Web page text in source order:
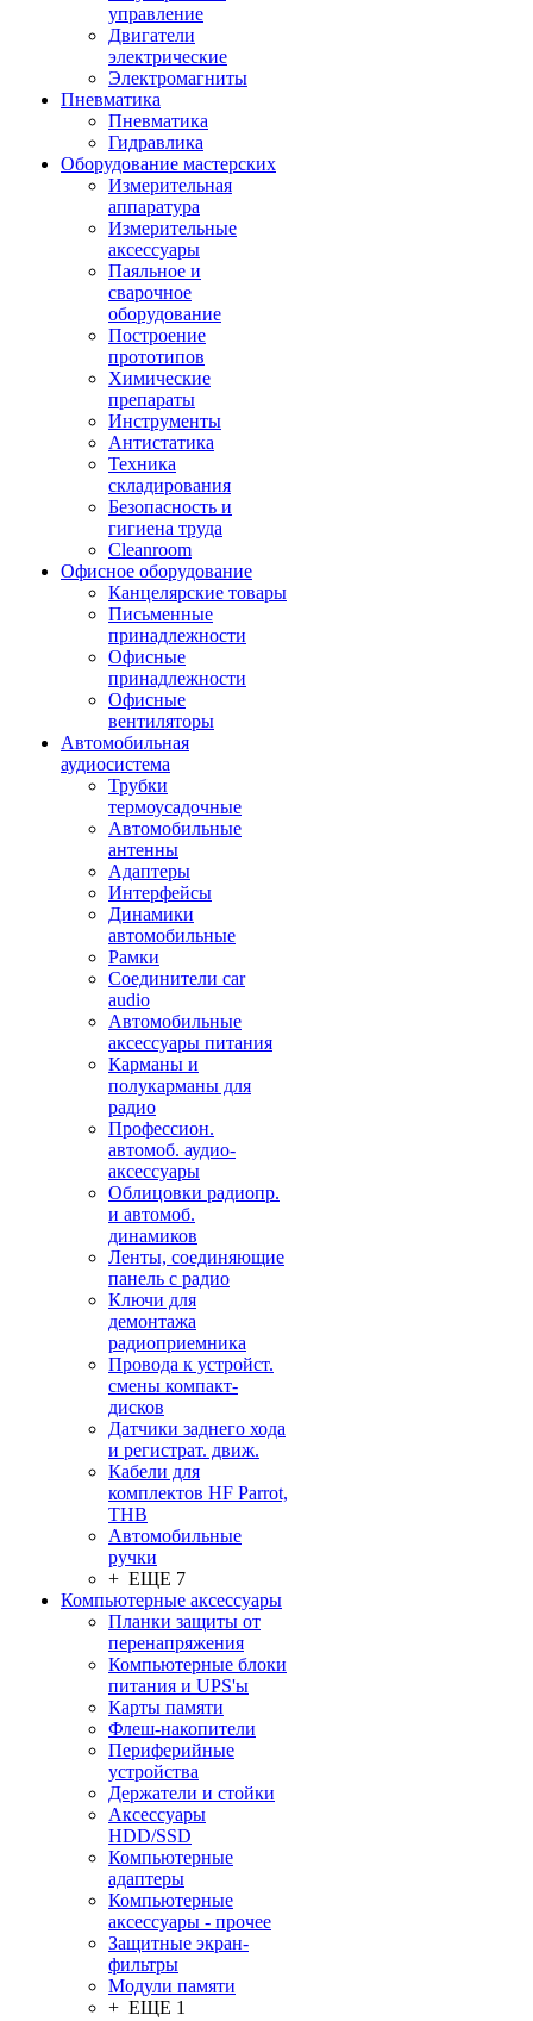
управление
Двигатели
электрические
Электромагниты
Пневматика
Пневматика
Гидравлика
Оборудование мастерских
Измерительная
аппаратура
Измерительные
аксессуары
Паяльное и
сварочное
оборудование
Построение
прототипов
Химические
препараты
Инструменты
Aнтистатика
Техника
складирования
Безопасность и
гигиена труда
Cleanroom
Офисное оборудование
Канцелярские товары
Письменные
принадлежности
Офисные
принадлежности
Офисные
вентиляторы
Автомобильная
аудиосистема
Трубки
термоусадочные
Автомобильные
антенны
Адаптеры
Интерфейсы
Динамики
автомобильные
Рамки
Соединители car
audio
Автомобильные
аксессуары питания
Карманы и
полукарманы для
радио
Профессион.
автомоб. аудио-
аксессуары
Облицовки радиопр.
и автомоб.
динамиков
Ленты, соединяющие
панель с радио
Ключи для
демонтажа
радиоприемника
Провода к устройст.
смены компакт-
дисков
Датчики заднего хода
и регистрат. движ.
Кабели для
комплектов HF Parrot,
THB
Автомобильные
ручки
+ ЕЩЕ 7
Компьютерные аксессуары
Планки защиты от
перенапряжения
Компьютерные блоки
питания и UPS'ы
Карты памяти
Флеш-накопители
Периферийные
устройства
Держатели и стойки
Аксессуары
HDD/SSD
Компьютерные
адаптеры
Компьютерные
аксессуары - прочее
Защитные экран-
фильтры
Модули памяти
+ ЕЩЕ 1